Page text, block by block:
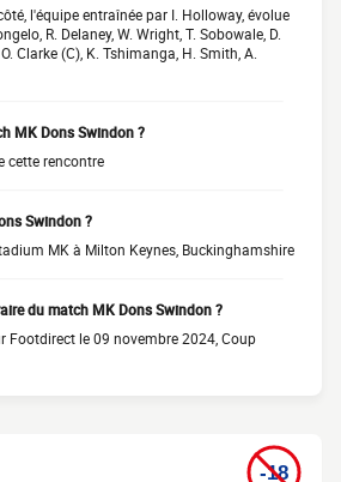
l'équipe entraînée par I. Holloway, évolue
R. Delaney, W. Wright, T. Sobowale, D.
Clarke (C), K. Tshimanga, H. Smith, A.
MK Dons Swindon ?
cette rencontre
Swindon ?
MK à Milton Keynes, Buckinghamshire
du match MK Dons Swindon ?
Footdirect le 09 novembre 2024, Coup